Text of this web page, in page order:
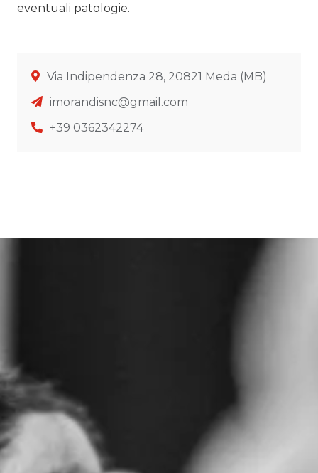
eventuali patologie.
Via Indipendenza 28, 20821 Meda (MB)
imorandisnc@gmail.com
+39 0362342274